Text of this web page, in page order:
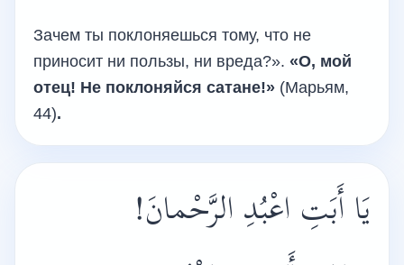
Зачем ты поклоняешься тому, что не
приносит ни пользы, ни вреда?». «О, мой
отец! Не поклоняйся сатане!» (Марьям,
44).
يَا أَبَتِ اعْبُدِ الرَّحْمانَ!